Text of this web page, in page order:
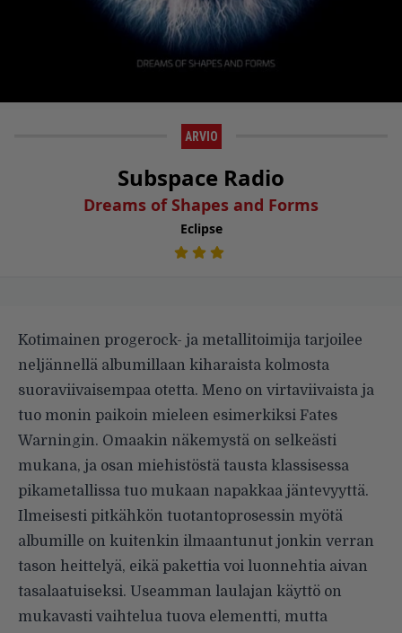
ARVIO
Subspace Radio
Dreams of Shapes and Forms
Eclipse
Kotimainen progerock- ja metallitoimija tarjoilee
neljännellä albumillaan kiharaista kolmosta
suoraviivaisem­paa otetta. Meno on virtaviivaista ja
tuo monin paikoin mieleen esimerkiksi Fates
Warningin. Omaakin näkemystä on selkeästi
mukana, ja osan miehistöstä tausta klassisessa
pikametallissa tuo mukaan napakkaa jäntevyyttä.
Ilmeisesti pitkähkön tuotan­toprosessin myötä
albumille on kuitenkin ilmaantunut jonkin verran
tason heittelyä, eikä pakettia voi luonnehtia aivan
tasalaatuisek­si. Useamman laulajan käyttö on
mukavasti vaihtelua tuova ele­mentti, mutta